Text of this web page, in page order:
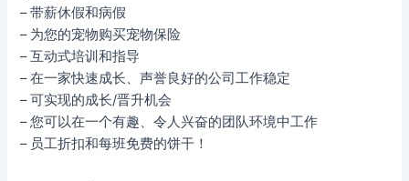
– 带薪休假和病假
– 为您的宠物购买宠物保险
– 互动式培训和指导
– 在一家快速成长、声誉良好的公司工作稳定
– 可实现的成长/晋升机会
– 您可以在一个有趣、令人兴奋的团队环境中工作
– 员工折扣和每班免费的饼干！